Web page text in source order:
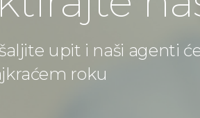
upit i naši agenti
roku